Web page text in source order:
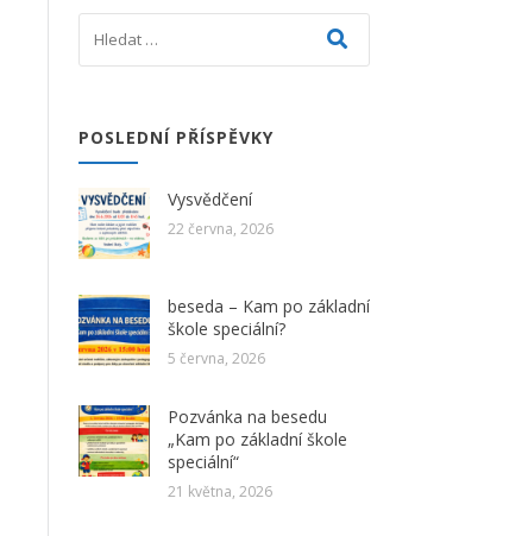
POSLEDNÍ PŘÍSPĚVKY
Vysvědčení
22 června, 2026
beseda – Kam po základní
škole speciální?
5 června, 2026
Pozvánka na besedu
„Kam po základní škole
speciální“
21 května, 2026